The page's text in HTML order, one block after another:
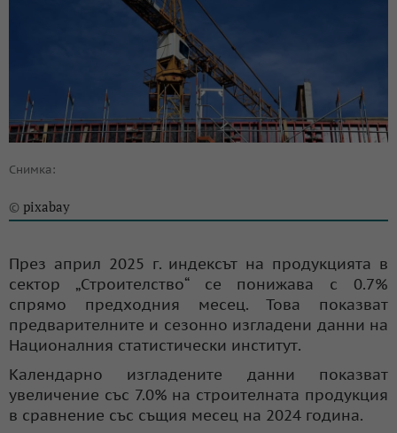
Снимка:
© pixabay
През април 2025 г. индексът на продукцията в
сектор „Строителство“ се понижава с 0.7%
спрямо предходния месец. Това показват
предварителните и сезонно изгладени данни на
Националния статистически институт.
Календарно изгладените данни показват
увеличение със 7.0% на строителната продукция
в сравнение със същия месец на 2024 година.